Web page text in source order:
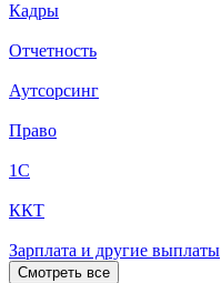
Кадры
Отчетность
Аутсорсинг
Право
1С
ККТ
Зарплата и другие выплаты
Смотреть все